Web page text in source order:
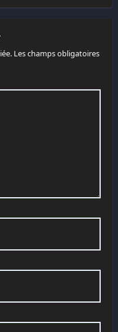
Les champs obligatoires